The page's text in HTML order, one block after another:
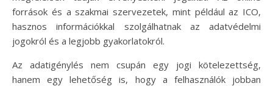
források és a szakmai szervezetek, mint például az ICO,
hasznos információkkal szolgálhatnak az adatvédelmi
jogokról és a legjobb gyakorlatokról.
Az adatigénylés nem csupán egy jogi kötelezettség,
hanem egy lehetőség is, hogy a felhasználók jobban